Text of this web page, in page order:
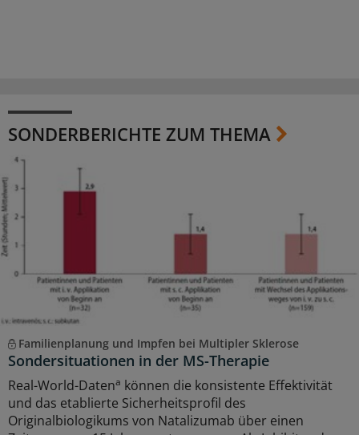
SONDERBERICHTE ZUM THEMA
Familienplanung und Impfen bei Multipler Sklerose
Sondersituationen in der MS-Therapie
Real-World-Datena können die konsistente Effektivität
und das etablierte Sicherheitsprofil des
Originalbiologikums von Natalizumab über einen